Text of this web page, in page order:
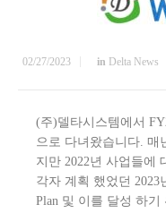
02/27/2023 in Delta News
(주)델타시스템에서
으로 다녀왔습니다. 매
지만 2022년 사업들에
각자 계획 했었던
Plan 및 이를 달성 하